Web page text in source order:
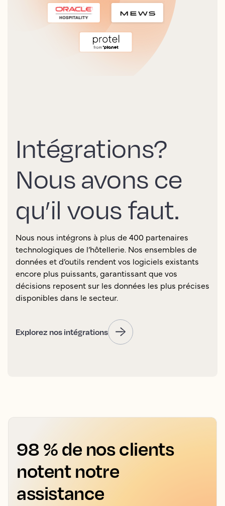
Intégrations?
Nous avons ce
qu’il vous faut.
Nous nous intégrons à plus de 400 partenaires
technologiques de l’hôtellerie. Nos ensembles de
données et d’outils rendent vos logiciels existants
encore plus puissants, garantissant que vos
décisions reposent sur les données les plus précises
disponibles dans le secteur.
Explorez nos intégrations
98 % de nos clients
notent notre
assistance